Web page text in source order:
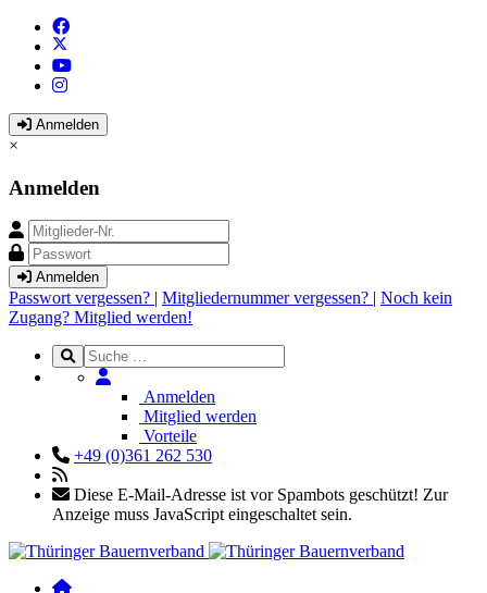
Anmelden
×
Anmelden
Anmelden
Passwort vergessen? | Mitgliedernummer vergessen? | Noch kein
Zugang? Mitglied werden!
Anmelden
Mitglied werden
Vorteile
+49 (0)361 262 530
Diese E-Mail-Adresse ist vor Spambots geschützt! Zur
Anzeige muss JavaScript eingeschaltet sein.